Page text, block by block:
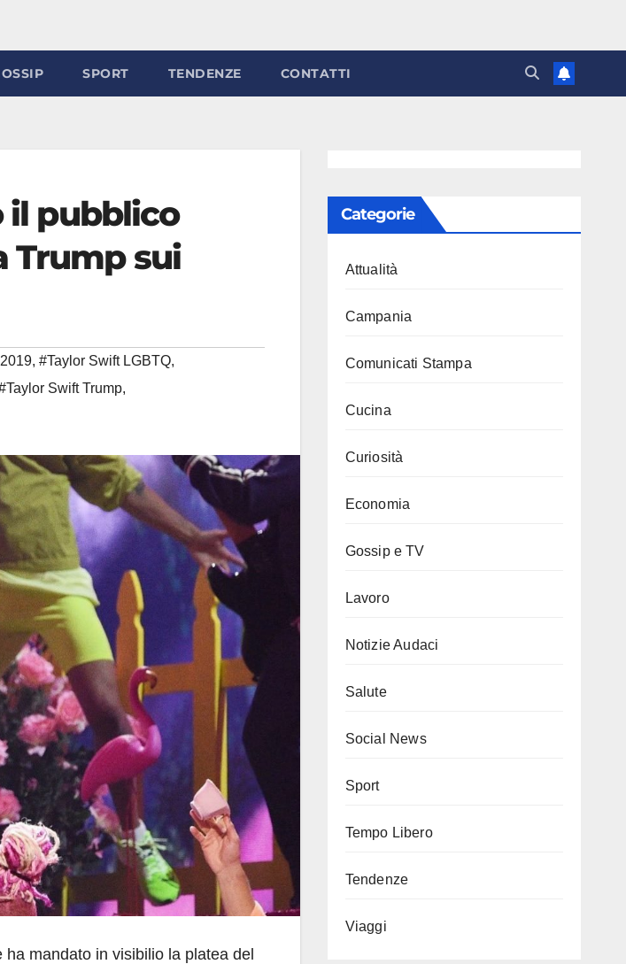
SPORT TENDENZE CONTATTI
il pubblico
Trump sui
, #Taylor Swift LGBTQ,
Swift Trump,
ha mandato in visibilio la platea del
Categorie
Attualità
Campania
Comunicati Stampa
Cucina
Curiosità
Economia
Gossip e TV
Lavoro
Notizie Audaci
Salute
Social News
Sport
Tempo Libero
Tendenze
Viaggi